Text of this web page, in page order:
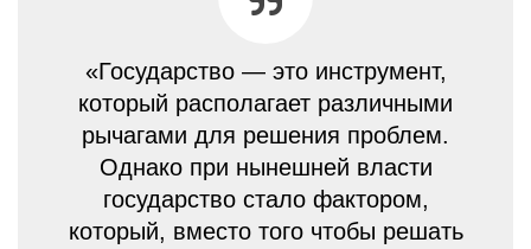
«Государство — это инструмент,
который располагает различными
рычагами для решения проблем.
Однако при нынешней власти
государство стало фактором,
который, вместо того чтобы решать